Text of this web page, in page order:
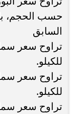
السابق
للكيلو.
للكيلو.